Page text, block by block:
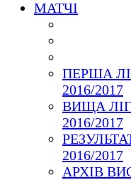
МАТЧІ
ПЕРША
2016/2017
ВИЩА
2016/2017
2016/2017
АРХІВ